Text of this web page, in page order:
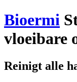
Bioermi
vloeibare
Reinigt alle